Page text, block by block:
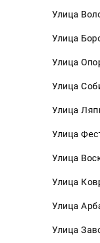
Улица
Улица
Улица
Улица
Улица
Улица
Улица
Улица
Улица
Улица